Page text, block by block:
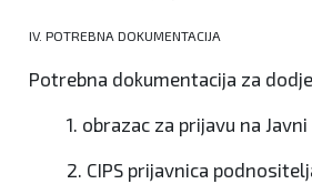
IV. POTREBNA DOKUMENTACIJA
Potrebna dokumentacija za
1. obrazac za prijavu na Javni
2. CIPS prijavnica